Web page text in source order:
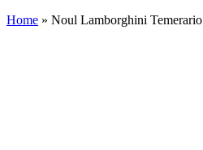
Home » Noul Lamborghini Temerario